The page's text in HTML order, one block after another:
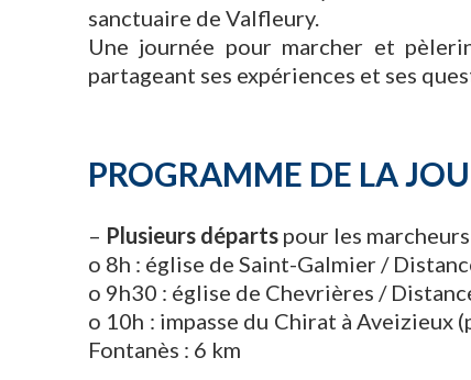
sanctuaire de Valfleury.
Une journée pour marcher et
partageant ses expériences et ses
PROGRAMME DE LA
– Plusieurs départs pour les
o 8h : église de Saint-Galmier /
o 9h30 : église de Chevrières /
o 10h : impasse du Chirat à Aveizieux
Fontanès : 6 km